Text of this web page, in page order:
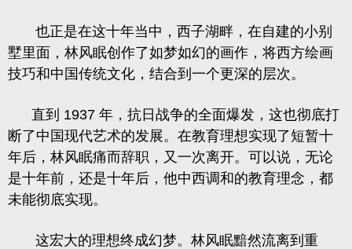
也正是在这十年当中，西子湖畔，在自建的小别
墅里面，林风眠创作了如梦如幻的画作，将西方绘画
技巧和中国传统文化，结合到一个更深的层次。
直到 1937 年，抗日战争的全面爆发，这也彻底打
断了中国现代艺术的发展。在教育理想实现了短暂十
年后，林风眠痛而辞职，又一次离开。可以说，无论
是十年前，还是十年后，他中西调和的教育理念，都
未能彻底实现。
这宏大的理想终成幻梦。林风眠黯然流离到重